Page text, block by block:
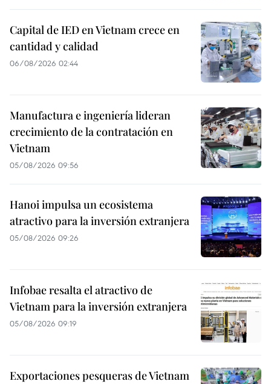
Capital de IED en Vietnam crece en
cantidad y calidad
06/08/2026 02:44
Manufactura e ingeniería lideran
crecimiento de la contratación en
Vietnam
05/08/2026 09:56
Hanoi impulsa un ecosistema
atractivo para la inversión extranjera
05/08/2026 09:26
Infobae resalta el atractivo de
Vietnam para la inversión extranjera
05/08/2026 09:19
Exportaciones pesqueras de Vietnam